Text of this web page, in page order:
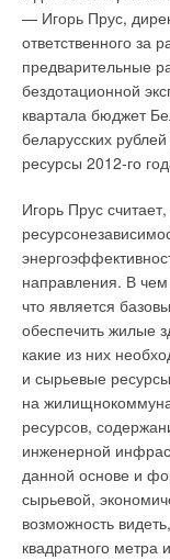
— Игорь Прус,
ответственного за
предварительные
бездотационной
квартала бюджет
беларусских
ресурсы 2012-го
Игорь Прус
направления. В чем
что является
обеспечить жилые
какие из них
и сырьевые
на
ресурсов,
инженерной
данной основе и
сырьевой,
возможность
квадратного метра
срок службы
профилактические
оборудования, не
процесс», –
Вода из скважин
которой полностью
воздействия.
Из станции
шесть, в том числе
напитки долгого
«Акванике»
пластиковые
Суммарная
составляет 500
часть объёмов
Aquanika, также на
напитки
сокосодержащие